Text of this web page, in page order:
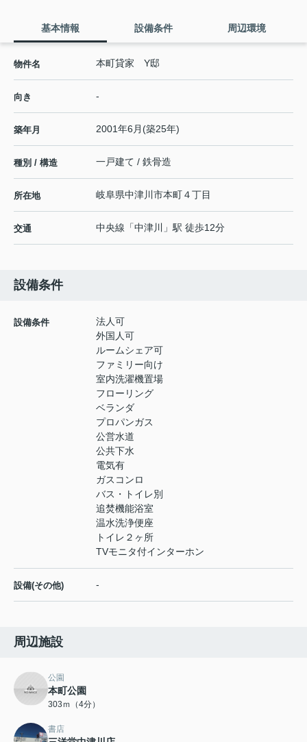
基本情報 設備条件 周辺環境
物件名 本町貸家 Y邸
向き -
築年月 2001年6月(築25年)
種別 / 構造 一戸建て / 鉄骨造
所在地 岐阜県中津川市本町４丁目
交通 中央線 「中津川 」駅 徒歩12分
設備条件
設備条件
法人可
外国人可
ルームシェア可
ファミリー向け
室内洗濯機置場
フローリング
ベランダ
プロパンガス
公営水道
公共下水
電気有
ガスコンロ
バス・トイレ別
追焚機能浴室
温水洗浄便座
トイレ２ヶ所
TVモニタ付インターホン
設備(その他) -
周辺施設
公園
本町公園
303ｍ（4分）
書店